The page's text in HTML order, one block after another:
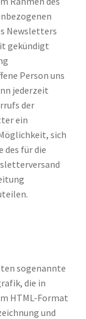
Newsletters
gekündigt
Person uns
jederzeit
der
ein
sich
des für die
sogenannte
die in
HTML-Format
und